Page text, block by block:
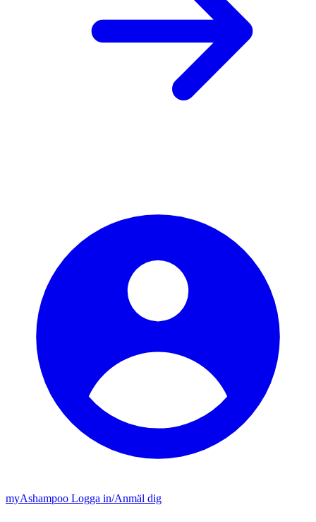
myAshampoo Logga in/Anmäl dig